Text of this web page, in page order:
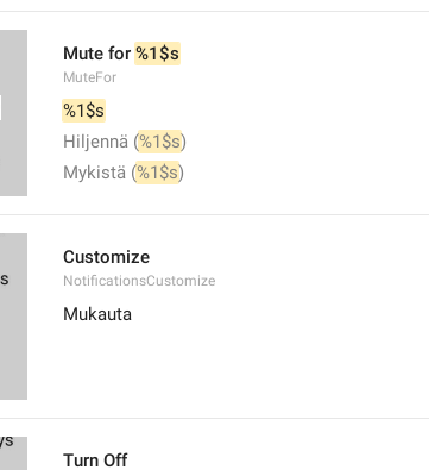
Mute for %1$s
MuteFor
%1$s
Hiljennä (%1$s)
Mykistä (%1$s)
Customize
NotificationsCustomize
Mukauta
Turn Off